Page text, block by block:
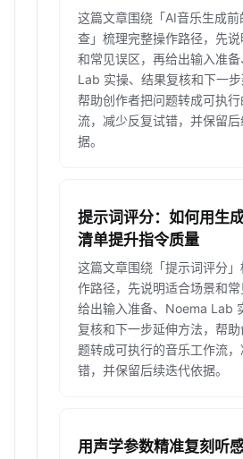
这篇文章围绕「AI音乐生成前
查」梳理完整操作路径，先
和常见误区，再给出输入准
Lab 实操、结果复核和下一步
帮助创作者把问题转成可执
流，减少反复试错，并保留
据。
提示词评分：如何用生
清单提升指令质量
这篇文章围绕「提示词评分
作路径，先说明适合场景和
给出输入准备、Noema Lab
复核和下一步延伸方法，帮
题转成可执行的音乐工作流
错，并保留后续迭代依据。
用声学参数精准复刻听感